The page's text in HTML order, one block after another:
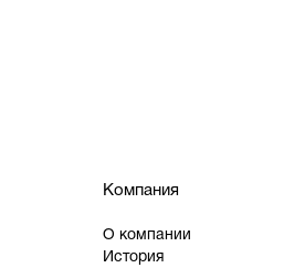
Компания
О компании
История